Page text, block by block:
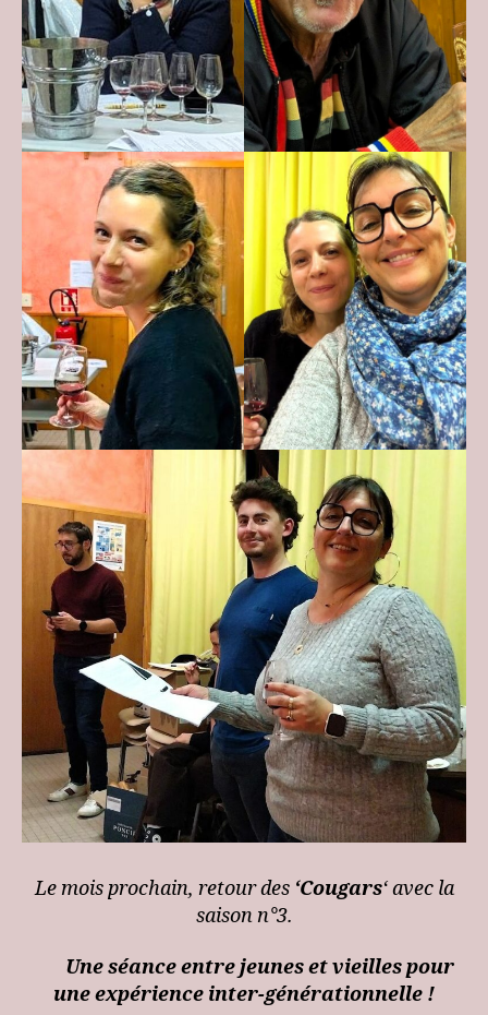
Le mois prochain, retour des ‘Cougars‘ avec la
saison n°3.
Une séance entre jeunes et vieilles pour
une expérience inter-générationnelle !